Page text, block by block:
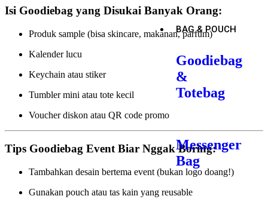
BAG & POUCH
Goodiebag
&
Totebag
Messenger
Bag
Isi Goodiebag yang Disukai Banyak Orang:
Produk sample (bisa skincare, makanan, parfum)
Kalender lucu
Keychain atau stiker
Tumbler mini atau tote kecil
Voucher diskon atau QR code promo
Tips Goodiebag Event Biar Nggak Boring:
Tambahkan desain bertema event (bukan logo doang!)
Gunakan pouch atau tas kain yang reusable